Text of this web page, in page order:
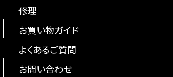
修理
お買い物ガイド
よくあるご質問
お問い合わせ